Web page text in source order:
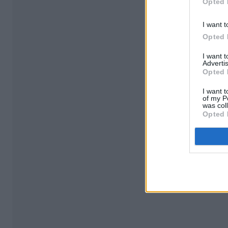
I want
Opted
I want
Opted
I want
of my
was
Opted